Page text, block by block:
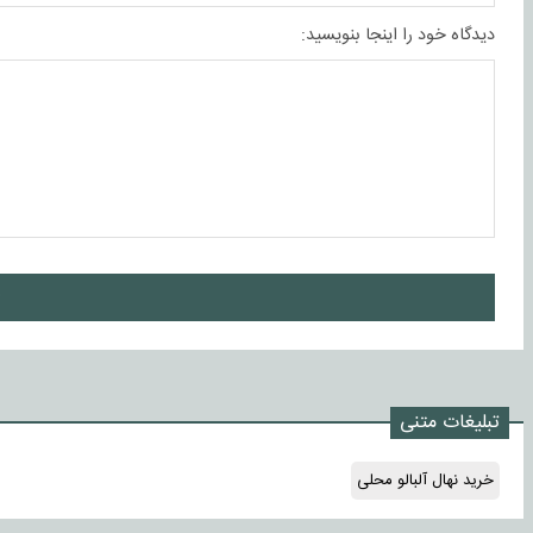
دیدگاه خود را اینجا بنویسید:
تبلیغات متنی
خرید نهال آلبالو محلی